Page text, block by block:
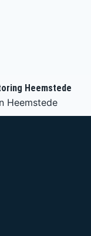
Heemstede
Heemstede